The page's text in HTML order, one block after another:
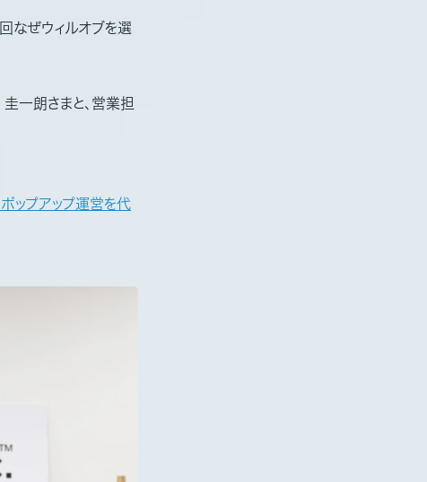
なぜウィルオブを選
朗さまと、営業担
ップアップ運営を代